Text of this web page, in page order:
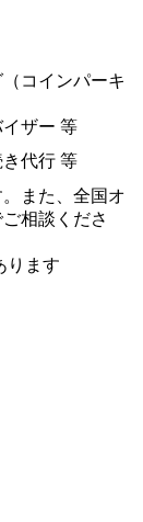
コインパーキ
ザー 等
代行 等
また、全国オ
相談くださ
ります